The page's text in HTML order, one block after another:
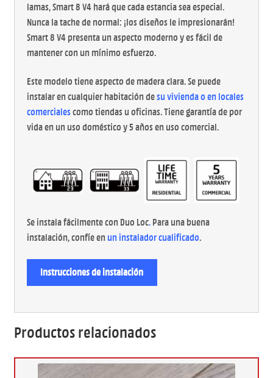
lamas, Smart 8 V4 hará que cada estancia sea especial.
Nunca la tache de normal: ¡los diseños le impresionarán!
Smart 8 V4 presenta un aspecto moderno y es fácil de
mantener con un mínimo esfuerzo.
Este modelo tiene aspecto de madera clara. Se puede
instalar en cualquier habitación desu vivienda o en locales
comercialescomo tiendas u oficinas. Tiene garantía de por
vida en un uso doméstico y 5 años en uso comercial.
Se instala fácilmente con Duo Loc. Para una buena
instalación, confíe en un instalador cualificado.
Instrucciones de instalación
Productos relacionados